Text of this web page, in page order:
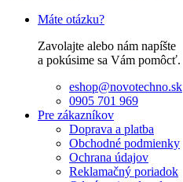
Máte otázku?
Zavolajte alebo nám napíšte
a pokúsime sa Vám pomôcť.
eshop@novotechno.sk
0905 701 969
Pre zákazníkov
Doprava a platba
Obchodné podmienky
Ochrana údajov
Reklamačný poriadok